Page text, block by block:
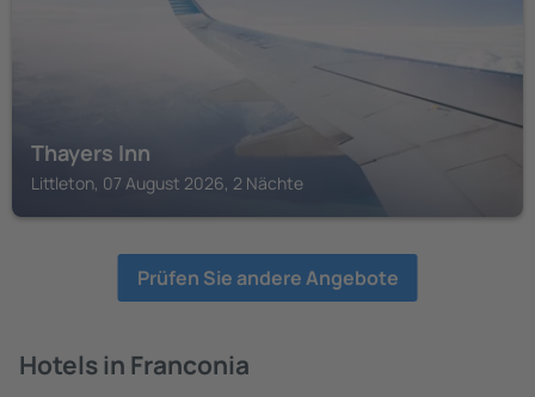
Thayers Inn
Littleton, 07 August 2026, 2 Nächte
Prüfen Sie andere Angebote
Hotels in Franconia